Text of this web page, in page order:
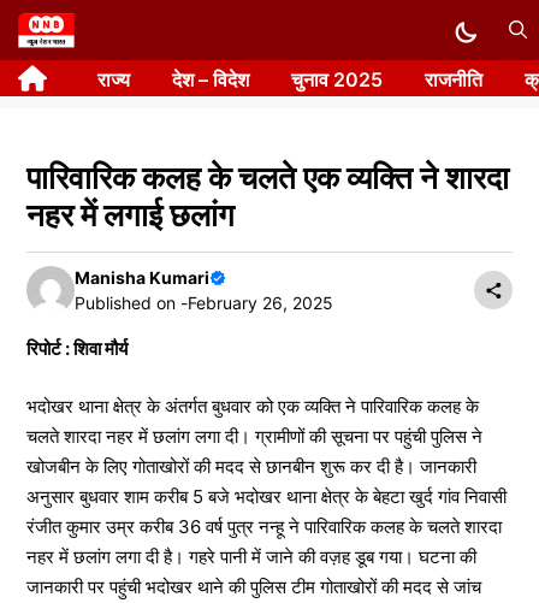
Skip
to
content राज्य देश – विदेश चुनाव 2025 राजनीति
पारिवारिक कलह के चलते एक व्यक्ति ने शारदा
नहर में लगाई छलांग
Manisha Kumari
Published on -February 26, 2025
रिपोर्ट : शिवा मौर्य
भदोखर थाना क्षेत्र के अंतर्गत बुधवार को एक व्यक्ति ने पारिवारिक कलह के
चलते शारदा नहर में छलांग लगा दी। ग्रामीणों की सूचना पर पहुंची पुलिस ने
खोजबीन के लिए गोताखोरों की मदद से छानबीन शुरू कर दी है। जानकारी
अनुसार बुधवार शाम करीब 5 बजे भदोखर थाना क्षेत्र के बेहटा खुर्द गांव निवासी
रंजीत कुमार उम्र करीब 36 वर्ष पुत्र नन्हू ने पारिवारिक कलह के चलते शारदा
नहर में छलांग लगा दी है। गहरे पानी में जाने की वज़ह डूब गया। घटना की
जानकारी पर पहुंची भदोखर थाने की पुलिस टीम गोताखोरों की मदद से जांच